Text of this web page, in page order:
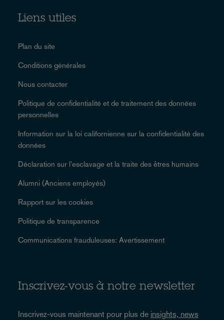
Liens utiles
Plan du site
Conditions générales
Nous contacter
Politique de confidentialité et de traitement des données
personnelles
Information sur la loi californienne sur la confidentialité des
données
Déclaration sur l'esclavage et la traite des êtres humains
Alumni (Anciens employés)
Rapport sur les cookies
Politique de transparence
Communications frauduleuses: Avertissement
Inscrivez-vous à notre newsletter
Inscrivez-vous maintenant pour plus de insights, news